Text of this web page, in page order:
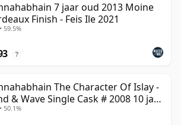
7 jaar oud 2013 Moine
Finish - Feis Ile 2021
59.5%
?
The Character Of Islay -
& Wave Single Cask # 2008 10 jaar
50.1%